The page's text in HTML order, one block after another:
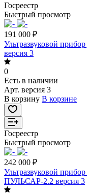
Госреестр
Быстрый просмотр
191 000 ₽
Ультразвуковой
версия 3
0
Есть в наличии
Арт. версия 3
В корзину В корзине
Госреестр
Быстрый просмотр
242 000 ₽
Ультразвуковой
ПУЛЬСАР-2.2 версия 3